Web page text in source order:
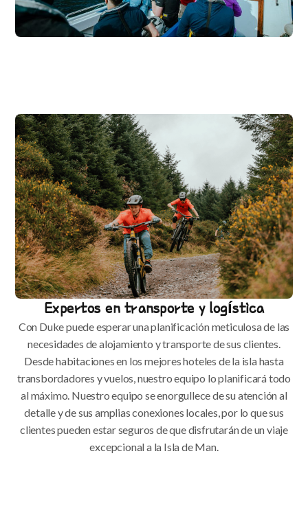
Expertos en transporte y logística
Con Duke puede esperar una planificación meticulosa de las
necesidades de alojamiento y transporte de sus clientes.
Desde habitaciones en los mejores hoteles de la isla hasta
transbordadores y vuelos, nuestro equipo lo planificará todo
al máximo. Nuestro equipo se enorgullece de su atención al
detalle y de sus amplias conexiones locales, por lo que sus
clientes pueden estar seguros de que disfrutarán de un viaje
excepcional a la Isla de Man.